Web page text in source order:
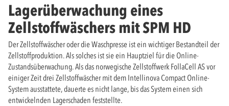
Lagerüberwachung eines
Zellstoffwäschers mit SPM HD
Der Zellstoffwäscher oder die Waschpresse ist ein wichtiger Bestandteil der
Zellstoffproduktion. Als solches ist sie ein Hauptziel für die Online-
Zustandsüberwachung. Als das norwegische Zellstoffwerk FollaCell AS vor
einiger Zeit drei Zellstoffwäscher mit dem Intellinova Compact Online-
System ausstattete, dauerte es nicht lange, bis das System einen sich
entwickelnden Lagerschaden feststellte.